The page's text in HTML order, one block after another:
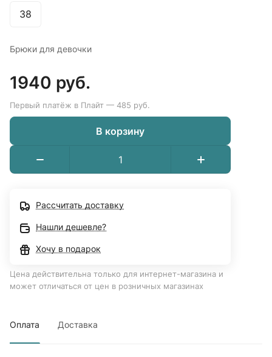
38
Брюки для девочки
1940 руб.
Первый платёж в Плайт — 485 руб.
В корзину
Рассчитать доставку
Нашли дешевле?
Хочу в подарок
Цена действительна только для интернет-магазина и
может отличаться от цен в розничных магазинах
Оплата Доставка